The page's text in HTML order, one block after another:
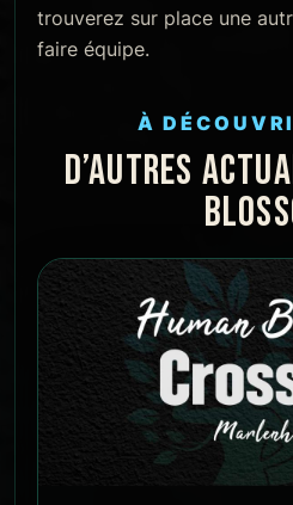
trouverez sur place une
faire équipe.
À
D’AUTRES